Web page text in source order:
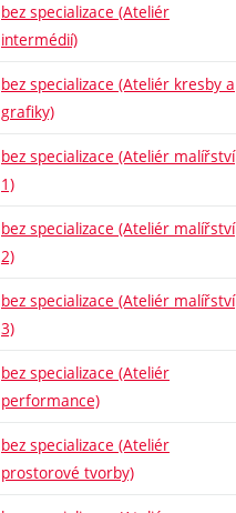
bez specializace (Ateliér
intermédií)
bez specializace (Ateliér kresby a
grafiky)
bez specializace (Ateliér malířství
1)
bez specializace (Ateliér malířství
2)
bez specializace (Ateliér malířství
3)
bez specializace (Ateliér
performance)
bez specializace (Ateliér
prostorové tvorby)